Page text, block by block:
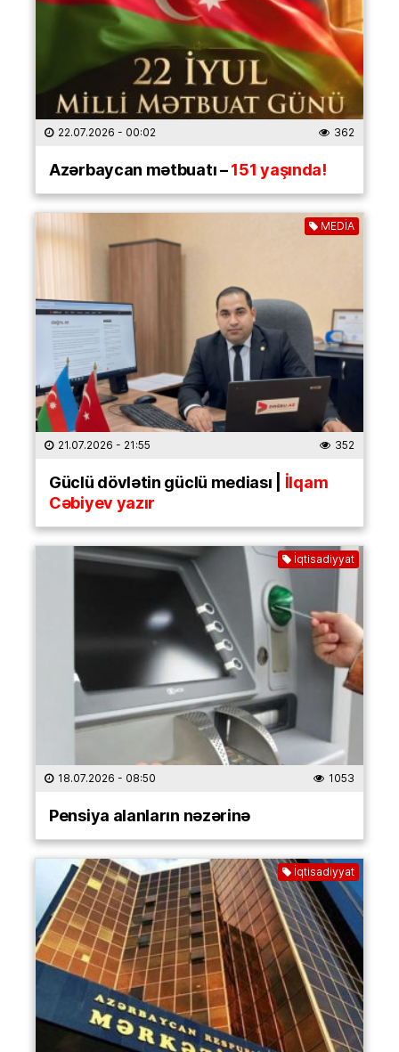
22.07.2026 - 00:02 362
Azərbaycan mətbuatı –151 yaşında!
MEDİA
21.07.2026 - 21:55 352
Güclü dövlətin güclü mediası | İlqam
Cəbiyev yazır
İqtisadiyyat
18.07.2026 - 08:50 1053
Pensiya alanların nəzərinə
İqtisadiyyat